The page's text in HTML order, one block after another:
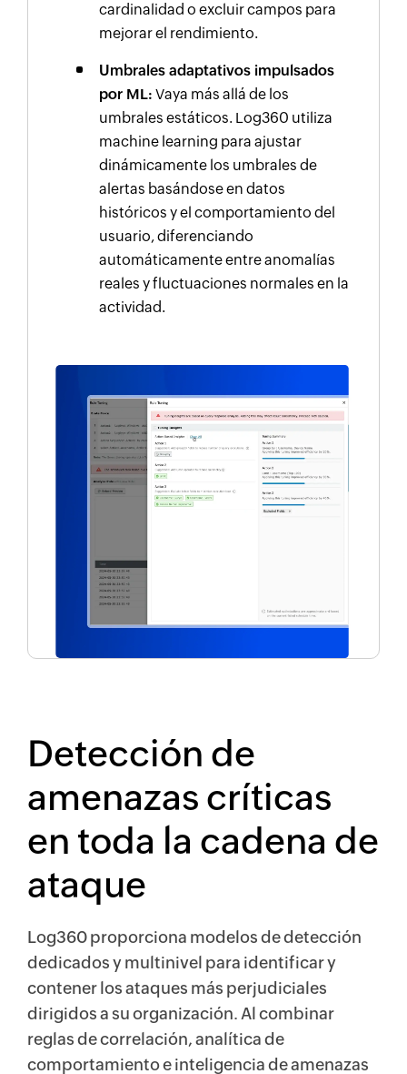
cardinalidad o excluir campos para
mejorar el rendimiento.
Umbrales adaptativos impulsados
por ML: Vaya más allá de los
umbrales estáticos. Log360 utiliza
machine learning para ajustar
dinámicamente los umbrales de
alertas basándose en datos
históricos y el comportamiento del
usuario, diferenciando
automáticamente entre anomalías
reales y fluctuaciones normales en la
actividad.
Detección de
amenazas críticas
en toda la cadena de
ataque
Log360 proporciona modelos de detección
dedicados y multinivel para identificar y
contener los ataques más perjudiciales
dirigidos a su organización. Al combinar
reglas de correlación, analítica de
comportamiento e inteligencia de amenazas